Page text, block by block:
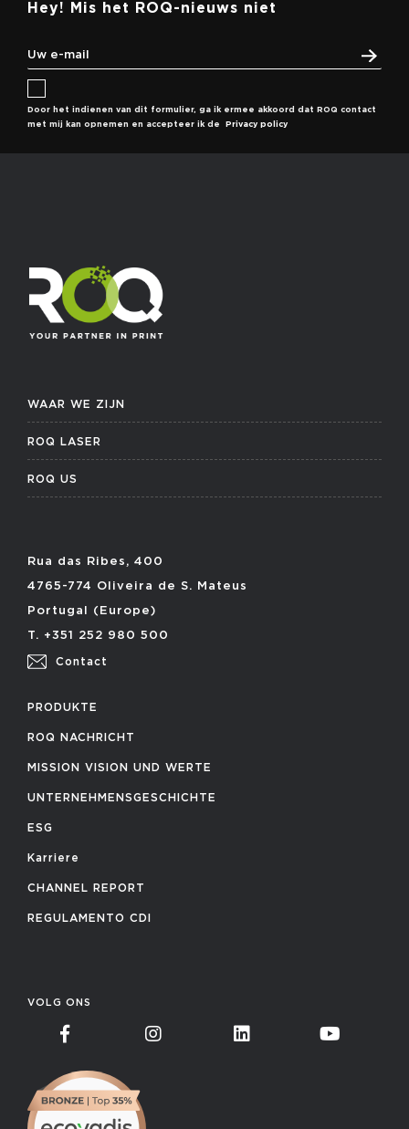
Hey! Mis het ROQ-nieuws niet
Door het indienen van dit formulier, ga ik ermee akkoord dat ROQ contact
met mij kan opnemen en accepteer ik de
Privacy policy
WAAR WE ZIJN
ROQ LASER
ROQ US
Rua das Ribes, 400
4765-774 Oliveira de S. Mateus
Portugal (Europe)
T. +351 252 980 500
Contact
PRODUKTE
ROQ NACHRICHT
MISSION VISION UND WERTE
UNTERNEHMENSGESCHICHTE
ESG
Karriere
CHANNEL REPORT
REGULAMENTO CDI
VOLG ONS